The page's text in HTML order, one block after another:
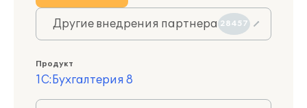
Другие внедрения партнера 28457
Продукт
1С:Бухгалтерия 8